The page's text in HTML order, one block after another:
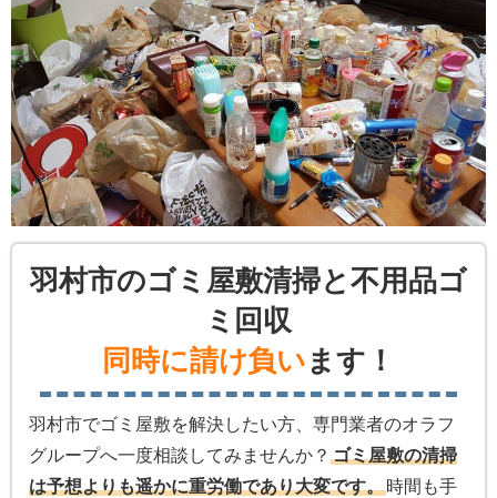
羽村市のゴミ屋敷清掃と不用品ゴ
ミ回収
同時に請け負い ます！
羽村市でゴミ屋敷を解決したい方、専門業者のオラフ
グループへ一度相談してみませんか？ ゴミ屋敷の清掃
は予想よりも遥かに重労働であり大変です。時間も手